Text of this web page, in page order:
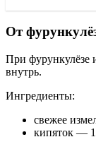
От
При фурункулёзе
внутрь.
Ингредиенты:
свежее
кипяток — 1